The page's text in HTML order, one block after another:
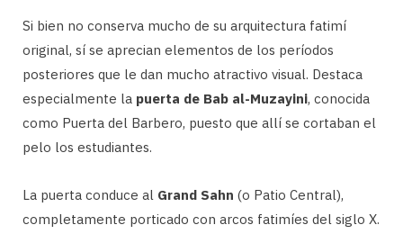
Si bien no conserva mucho de su arquitectura fatimí
original, sí se aprecian elementos de los períodos
posteriores que le dan mucho atractivo visual. Destaca
especialmente la puerta de Bab al-Muzayini, conocida
como Puerta del Barbero, puesto que allí se cortaban el
pelo los estudiantes.
La puerta conduce al Grand Sahn (o Patio Central),
completamente porticado con arcos fatimíes del siglo X.